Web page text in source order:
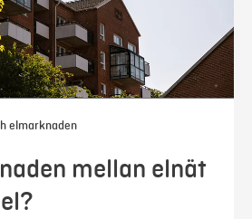
elmarknaden
mellan elnät